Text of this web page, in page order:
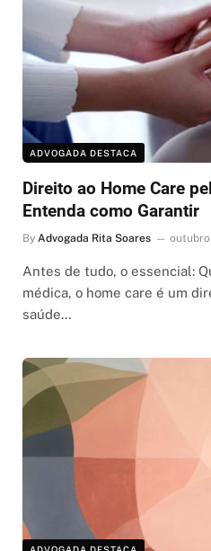
ADVOGADA DESTACA
Direito ao Home Care
Entenda como Garantir
By Advogada Rita Soares
Antes de tudo, o essencial:
médica, o home care é um
saúde…
ADVOGADA DESTACA